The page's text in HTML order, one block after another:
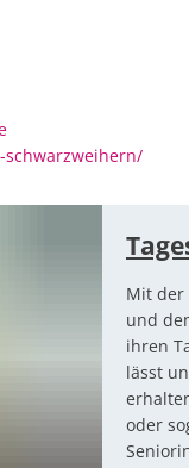
Mit der
und
ihren
lässt
oder